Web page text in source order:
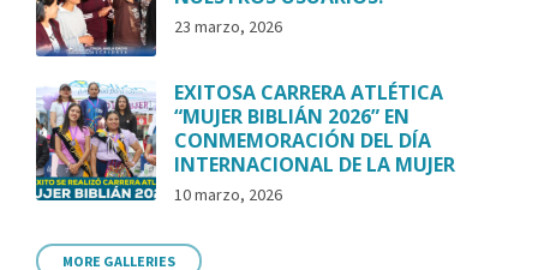
23 marzo, 2026
EXITOSA CARRERA ATLÉTICA
“MUJER BIBLIÁN 2026” EN
CONMEMORACIÓN DEL DÍA
INTERNACIONAL DE LA MUJER
10 marzo, 2026
MORE GALLERIES